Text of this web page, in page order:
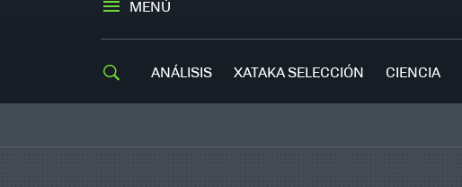
MENÚ
ANÁLISIS XATAKA SELECCIÓN CIENCIA